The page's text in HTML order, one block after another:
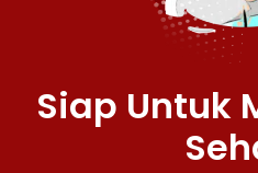
Siap Untuk